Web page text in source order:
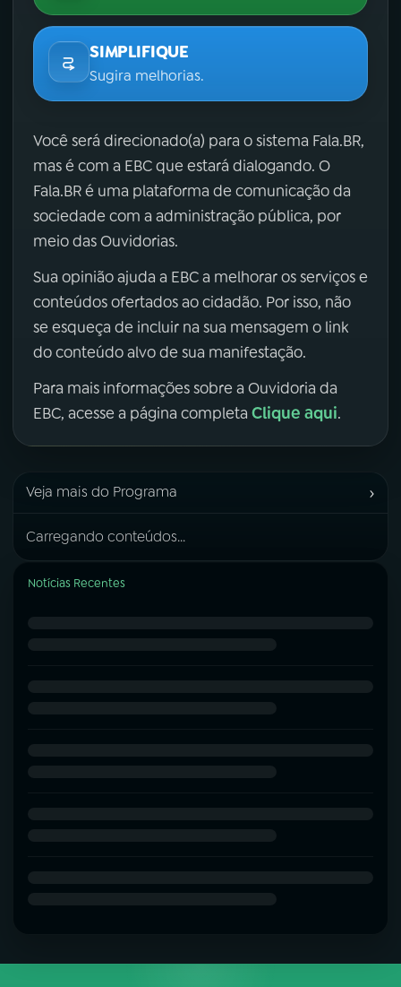
SIMPLIFIQUE
Sugira melhorias.
Você será direcionado(a) para o sistema Fala.BR,
mas é com a EBC que estará dialogando. O
Fala.BR é uma plataforma de comunicação da
sociedade com a administração pública, por
meio das Ouvidorias.
Sua opinião ajuda a EBC a melhorar os serviços e
conteúdos ofertados ao cidadão. Por isso, não
se esqueça de incluir na sua mensagem o link
do conteúdo alvo de sua manifestação.
Para mais informações sobre a Ouvidoria da
EBC, acesse a página completa Clique aqui.
Veja mais do Programa ›
Carregando conteúdos...
Notícias Recentes